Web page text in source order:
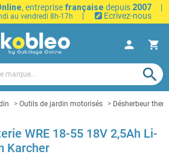
, entreprise française depuis 2007
|
au vendredi 8h-17h | Ecrivez-nous
person shopping_cart
search
Outils de jardin motorisés Désherbeur
WRE 18-55 18V 2,5Ah Li-
Karcher